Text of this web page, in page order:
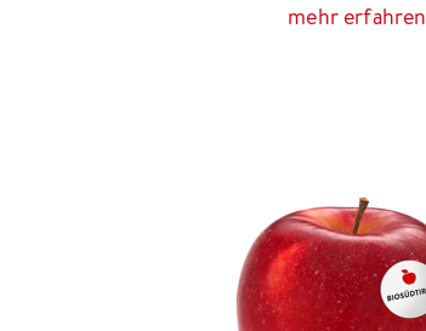
mehr erfahren